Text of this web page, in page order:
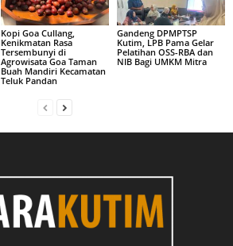
Kopi Goa Cullang,
Kenikmatan Rasa
Tersembunyi di
Agrowisata Goa Taman
Buah Mandiri Kecamatan
Teluk Pandan
Gandeng DPMPTSP
Kutim, LPB Pama Gelar
Pelatihan OSS-RBA dan
NIB Bagi UMKM Mitra